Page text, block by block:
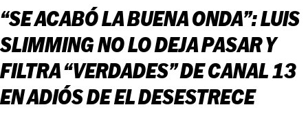
“SE ACABÓ LA BUENA ONDA”: LUIS
SLIMMING NO LO DEJA PASAR Y
FILTRA “VERDADES” DE CANAL 13
EN ADIÓS DE EL DESESTRECE